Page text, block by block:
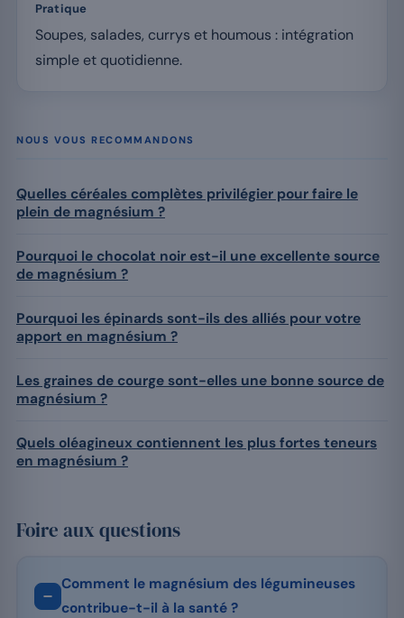
Pratique
Soupes, salades, currys et houmous : intégration
simple et quotidienne.
NOUS VOUS RECOMMANDONS
Quelles céréales complètes privilégier pour faire le
plein de magnésium ?
Pourquoi le chocolat noir est-il une excellente source
de magnésium ?
Pourquoi les épinards sont-ils des alliés pour votre
apport en magnésium ?
Les graines de courge sont-elles une bonne source de
magnésium ?
Quels oléagineux contiennent les plus fortes teneurs
en magnésium ?
Foire aux questions
Comment le magnésium des légumineuses
contribue-t-il à la santé ?